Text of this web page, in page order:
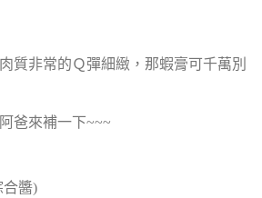
質非常的Ｑ彈細緻，那蝦膏可千萬別
爸來補一下~~~
合醬)